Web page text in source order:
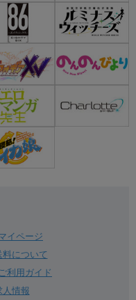
イページ
料について
ご利用ガイド
人情報